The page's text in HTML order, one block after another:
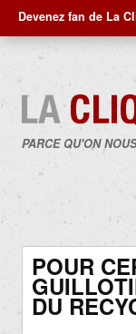
Devenez fan de La
PARCE QU'ON
POUR
DU